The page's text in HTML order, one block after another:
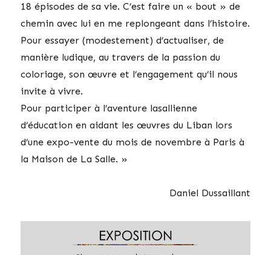
18 épisodes de sa vie. C’est faire un « bout » de
chemin avec lui en me replongeant dans l’histoire.
Pour essayer (modestement) d’actualiser, de
manière ludique, au travers de la passion du
coloriage, son œuvre et l’engagement qu’il nous
invite à vivre.
Pour participer à l’aventure lasallienne
d’éducation en aidant les œuvres du Liban lors
d’une expo-vente du mois de novembre à Paris à
la Maison de La Salle. »
Daniel Dussaillant